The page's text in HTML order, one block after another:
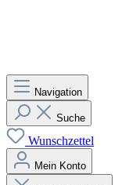
Navigation
Suche
Wunschzettel
Mein Konto